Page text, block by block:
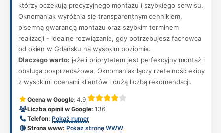
którzy oczekują precyzyjnego montażu i szybkiego serwisu.
Oknomaniak wyróżnia się transparentnym cennikiem,
pisemną gwarancją montażu oraz szybkim terminem
realizacji - idealne rozwiązanie, gdy potrzebujesz fachowca
od okien w Gdańsku na wysokim poziomie.
Dlaczego warto: jeżeli priorytetem jest perfekcyjny montaż i
obsługa posprzedażowa, Oknomaniak łączy rzetelność ekipy
z wysokimi ocenami klientów i dużą liczbą rekomendacji.
Ocena w Google: 4.9
Liczba opinii w Google: 136
Telefon: Pokaż numer
Strona www: Pokaż stronę WWW